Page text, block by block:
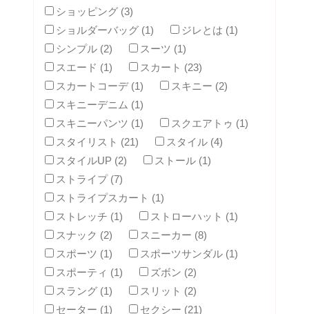
ショッピング (3)
ショルダーバッグ (1)
ジレとは (1)
シンプル (2)
スーツ (1)
スエード (1)
スカート (23)
スカートコーデ (1)
スキニー (2)
スキニーデニム (1)
スキニーパンツ (1)
スクエアトゥ (1)
スタイリスト (21)
スタイル (4)
スタイルUP (2)
ストール (1)
ストライプ (7)
ストライプスカート (1)
ストレッチ (1)
ストローハット (1)
スナック (2)
スニーカー (8)
スポーツ (1)
スポーツサンダル (1)
スポーティ (1)
ズボン (2)
スラング (1)
スリット (2)
セーター (1)
セクシー (21)